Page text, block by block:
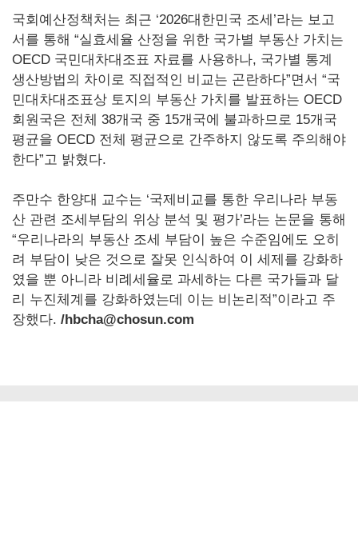
국회예산정책처는 최근 ‘2026대한민국 조세’라는 보고
서를 통해 “실효세율 산정을 위한 국가별 부동산 가치는
OECD 국민대차대조표 자료를 사용하나, 국가별 통계
생산방법의 차이로 직접적인 비교는 곤란하다”면서 “국
민대차대조표상 토지의 부동산 가치를 발표하는 OECD
회원국은 전체 38개국 중 15개국에 불과하므로 15개국
평균을 OECD 전체 평균으로 간주하지 않도록 주의해야
한다”고 밝혔다.
주만수 한양대 교수는 ‘국제비교를 통한 우리나라 부동
산 관련 조세부담의 위상 분석 및 평가’라는 논문을 통해
“우리나라의 부동산 조세 부담이 높은 수준임에도 오히
려 부담이 낮은 것으로 잘못 인식하여 이 세제를 강화하
였을 뿐 아니라 비례세율로 과세하는 다른 국가들과 달
리 누진체계를 강화하였는데 이는 비논리적”이라고 주
장했다. /hbcha@chosun.com